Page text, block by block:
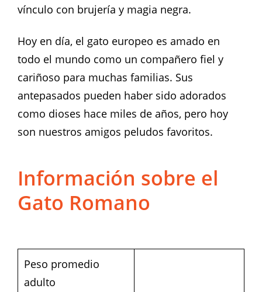
vínculo con brujería y magia negra.
Hoy en día, el gato europeo es amado en
todo el mundo como un compañero fiel y
cariñoso para muchas familias. Sus
antepasados pueden haber sido adorados
como dioses hace miles de años, pero hoy
son nuestros amigos peludos favoritos.
Información sobre el
Gato Romano
Peso promedio
adulto